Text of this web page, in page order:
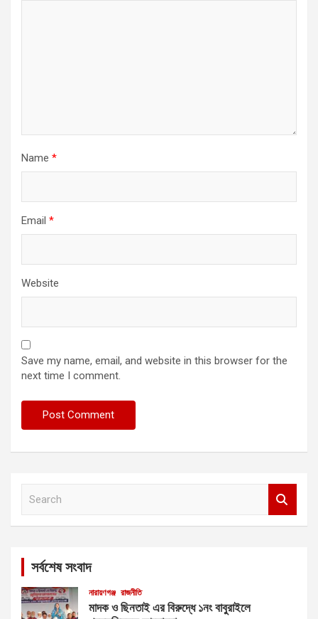
Name *
Email *
Website
Save my name, email, and website in this browser for the
next time I comment.
সর্বশেষ সংবাদ
নারায়ণগঞ্জ রাজনীতি
মাদক ও ছিনতাই এর বিরুদ্ধে ১নং বাবুরাইলে